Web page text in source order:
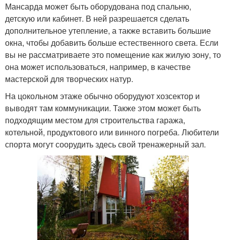
Мансарда может быть оборудована под спальню,
детскую или кабинет. В ней разрешается сделать
дополнительное утепление, а также вставить большие
окна, чтобы добавить больше естественного света. Если
вы не рассматриваете это помещение как жилую зону, то
она может использоваться, например, в качестве
мастерской для творческих натур.
На цокольном этаже обычно оборудуют хозсектор и
выводят там коммуникации. Также этом может быть
подходящим местом для строительства гаража,
котельной, продуктового или винного погреба. Любители
спорта могут соорудить здесь свой тренажерный зал.